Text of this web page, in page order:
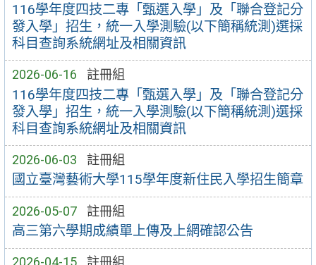
116學年度四技二專「甄選入學」及「聯合登記分
發入學」招生，統一入學測驗(以下簡稱統測)選採
科目查詢系統網址及相關資訊
2026-06-16 註冊組
116學年度四技二專「甄選入學」及「聯合登記分
發入學」招生，統一入學測驗(以下簡稱統測)選採
科目查詢系統網址及相關資訊
2026-06-03 註冊組
國立臺灣藝術大學115學年度新住民入學招生簡章
2026-05-07 註冊組
高三第六學期成績單上傳及上網確認公告